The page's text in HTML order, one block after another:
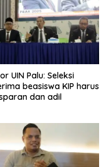
UIN Palu: Seleksi
beasiswa KIP harus
dan adil